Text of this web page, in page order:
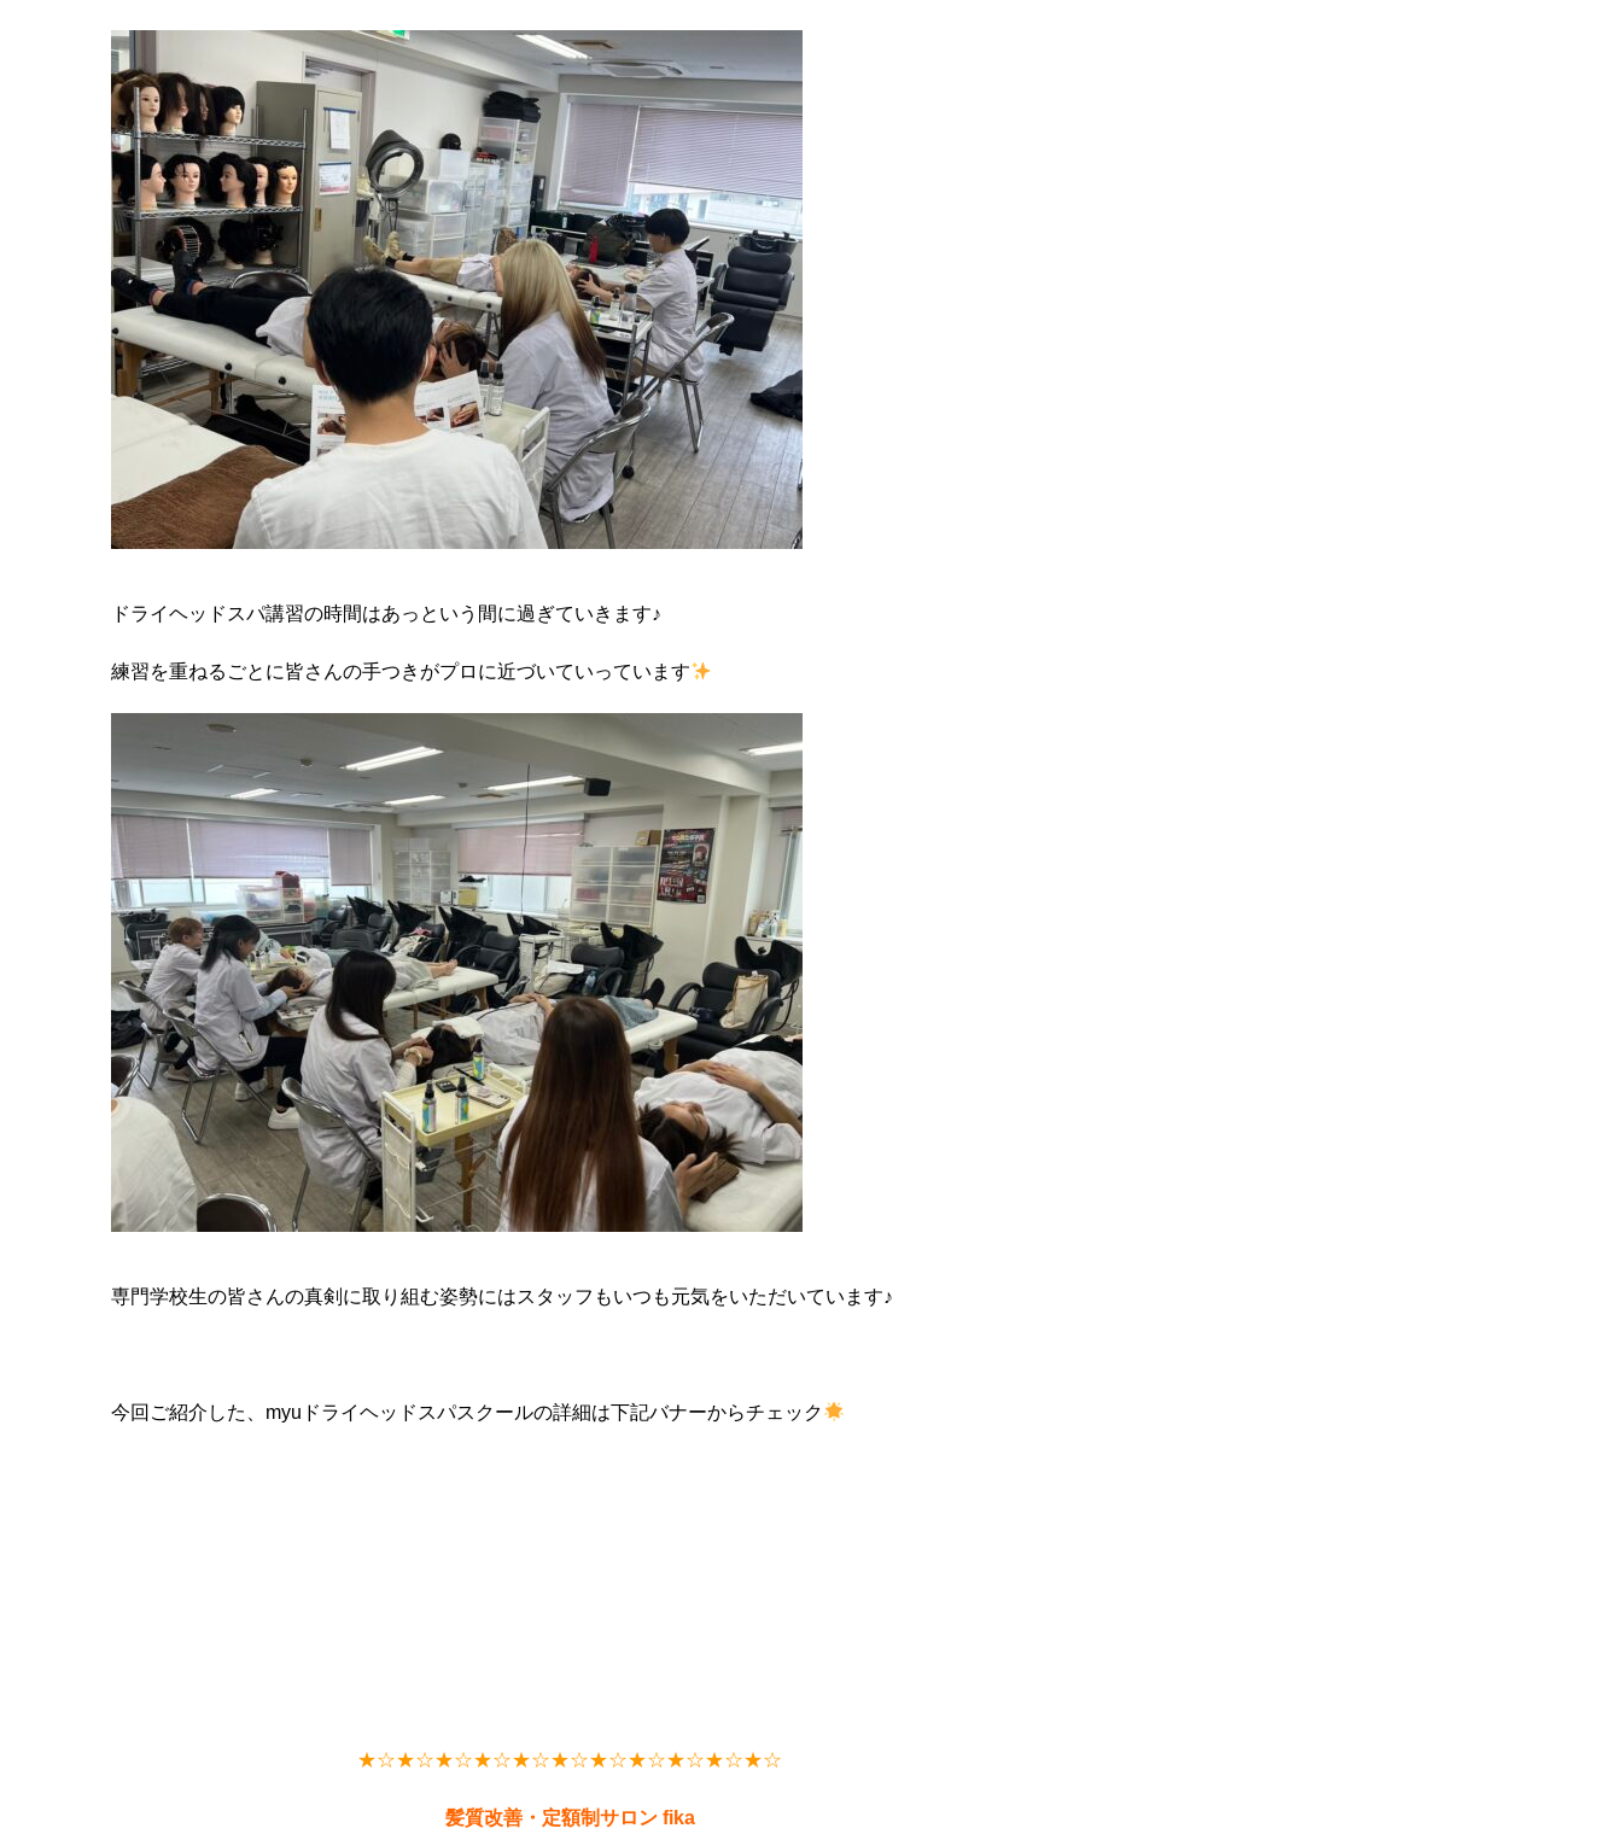
ドライヘッドスパ講習の時間はあっという間に過ぎていきます♪
練習を重ねるごとに皆さんの手つきがプロに近づいていっています
専門学校生の皆さんの真剣に取り組む姿勢にはスタッフもいつも元気をいただいています♪
今回ご紹介した、myuドライヘッドスパスクールの詳細は下記バナーからチェック
★☆★☆★☆★☆★☆★☆★☆★☆★☆★☆★☆
髪質改善・定額制サロン fika